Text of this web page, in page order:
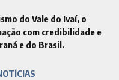
do Vale do Ivaí, o
com credibilidade e
e do Brasil.